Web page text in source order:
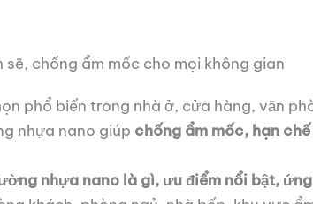
chống ẩm mốc cho mọi không gian
phổ biến trong nhà ở, cửa hàng, văn
nhựa nano giúp chống ẩm mốc, hạn
nhựa nano là gì, ưu điểm nổi bật,